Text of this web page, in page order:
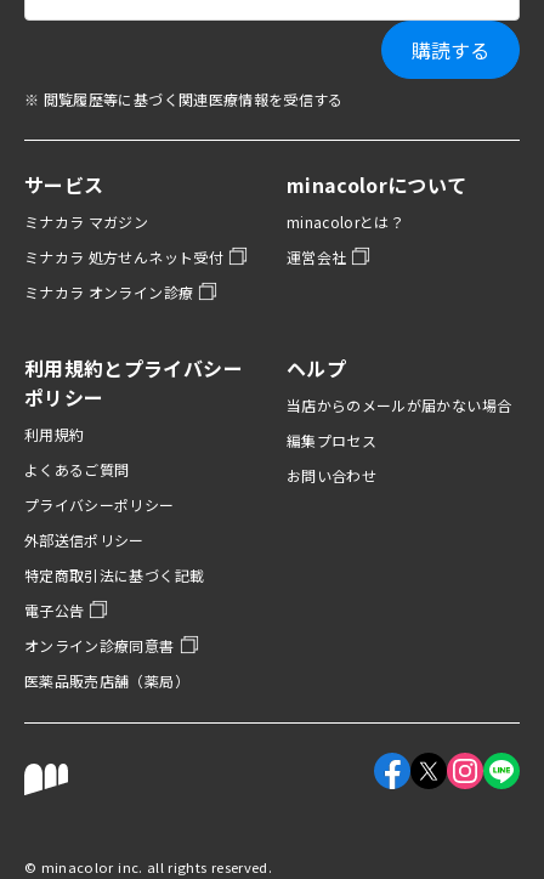
購読する
※ 閲覧履歴等に基づく関連医療情報を受信する
サービス
ミナカラ マガジン
ミナカラ 処方せんネット受付
ミナカラ オンライン診療
minacolorについて
minacolorとは？
運営会社
利用規約とプライバシー
ポリシー
利用規約
よくあるご質問
プライバシーポリシー
外部送信ポリシー
特定商取引法に基づく記載
電子公告
オンライン診療同意書
医薬品販売店舗（薬局）
ヘルプ
当店からのメールが届かない場合
編集プロセス
お問い合わせ
©︎ minacolor inc. all rights reserved.